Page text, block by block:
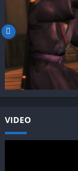
VIDEO